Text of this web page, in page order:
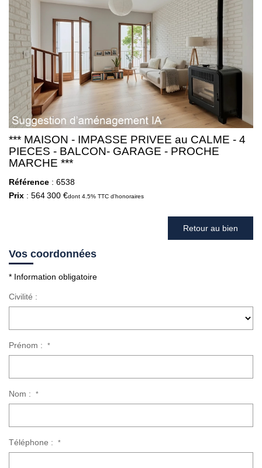
*** MAISON - IMPASSE PRIVEE au CALME - 4
PIECES - BALCON- GARAGE - PROCHE
MARCHE ***
Référence : 6538
Prix : 564 300 €dont 4.5% TTC d'honoraires
Retour au bien
Vos coordonnées
* Information obligatoire
Civilité :
Prénom : *
Nom : *
Téléphone : *